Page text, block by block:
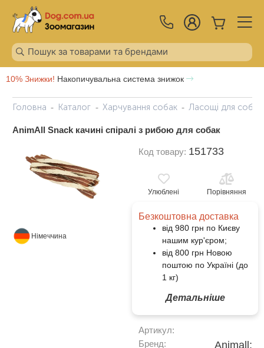
10% Знижки! Накопичувальна система знижок
Головна Каталог Харчування собак Ласощі для собак
AnimAll Snack качині спіралі з рибою для собак
Німеччина
Код товару: 151733
Улюблені Порівняння
Безкоштовна доставка
від 980 грн по Києву
нашим кур'єром;
від 800 грн Новою
поштою по Україні (до
1 кг)
Детальніше
Артикул:
Бренд:
Animall;